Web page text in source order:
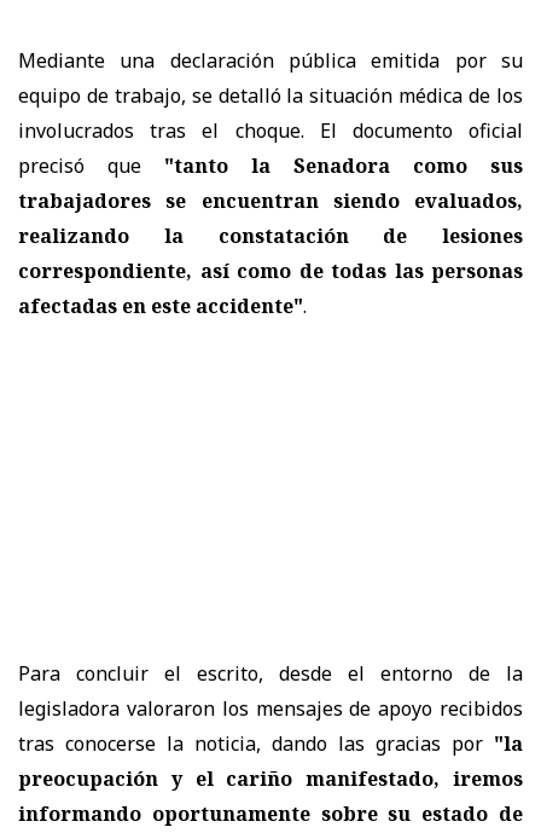
Mediante una declaración pública emitida por su
equipo de trabajo, se detalló la situación médica de los
involucrados tras el choque. El documento oficial
precisó que "tanto la Senadora como sus
trabajadores se encuentran siendo evaluados,
realizando la constatación de lesiones
correspondiente, así como de todas las personas
afectadas en este accidente".
Para concluir el escrito, desde el entorno de la
legisladora valoraron los mensajes de apoyo recibidos
tras conocerse la noticia, dando las gracias por "la
preocupación y el cariño manifestado, iremos
informando oportunamente sobre su estado de